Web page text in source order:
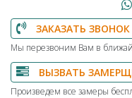
ЗАКАЗАТЬ ЗВОНОК
Мы перезвоним Вам в
ВЫЗВАТЬ
Произведем все замеры